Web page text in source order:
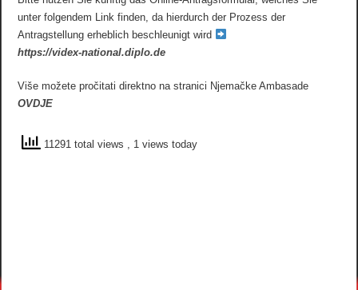
unter folgendem Link finden, da hierdurch der Prozess der
Antragstellung erheblich beschleunigt wird
https://videx-national.diplo.de
Više možete pročitati direktno na stranici Njemačke Ambasade
OVDJE
11291 total views , 1 views today